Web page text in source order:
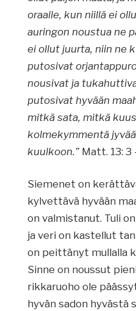
oraalle, kun niillä ei
auringon noustua ne
ei ollut juurta, niin ne
putosivat
nousivat ja
putosivat hyvään
mitkä sata, mitkä
kolmekymmentä
kuulkoon.” Matt. 13: 3
Siemenet on
kylvettävä hyvään
on valmistanut. Tuli
ja veri on kastellut
on peittänyt mullalla
Sinne on noussut
rikkaruoho ole
hyvän sadon hyvästä